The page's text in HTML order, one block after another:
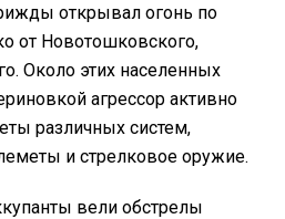
открывал огонь по
от Новотошковского,
Около этих населенных
агрессор активно
различных систем,
и стрелковое оружие.
вели обстрелы